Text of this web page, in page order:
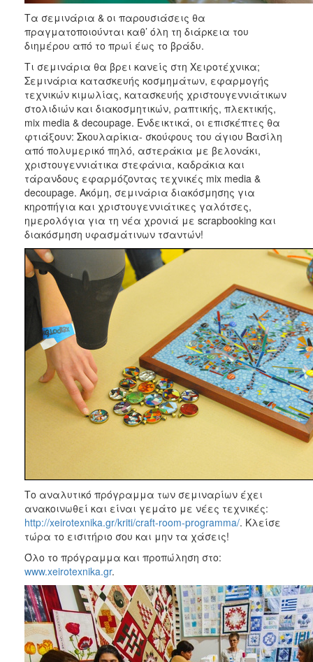
Τα σεμινάρια & οι παρουσιάσεις θα
πραγματοποιούνται καθ’ όλη τη διάρκεια του
διημέρου από το πρωί έως το βράδυ.
Τι σεμινάρια θα βρει κανείς στη Χειροτέχνικα;
Σεμινάρια κατασκευής κοσμημάτων, εφαρμογής
τεχνικών κιμωλίας, κατασκευής χριστουγεννιάτικων
στολιδιών και διακοσμητικών, ραπτικής, πλεκτικής,
mix media & decoupage. Ενδεικτικά, οι επισκέπτες θα
φτιάξουν: Σκουλαρίκια- σκούφους του άγιου Βασίλη
από πολυμερικό πηλό, αστεράκια με βελονάκι,
χριστουγεννιάτικα στεφάνια, καδράκια και
τάρανδους εφαρμόζοντας τεχνικές mix media &
decoupage. Ακόμη, σεμινάρια διακόσμησης για
κηροπήγια και χριστουγεννιάτικες γαλότσες,
ημερολόγια για τη νέα χρονιά με scrapbooking και
διακόσμηση υφασμάτινων τσαντών!
Το αναλυτικό πρόγραμμα των σεμιναρίων έχει
ανακοινωθεί και είναι γεμάτο με νέες τεχνικές:
http://xeirotexnika.gr/kriti/craft-room-programma/. Κλείσε
τώρα το εισιτήριο σου και μην τα χάσεις!
Όλο το πρόγραμμα και προπώληση στο:
www.xeirotexnika.gr.